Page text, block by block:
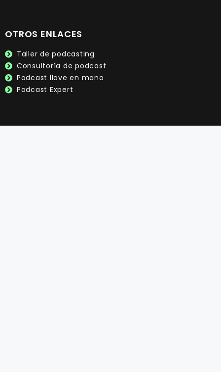
OTROS ENLACES
Taller de podcasting
Consultoría de podcast
Podcast llave en mano
Podcast Expert